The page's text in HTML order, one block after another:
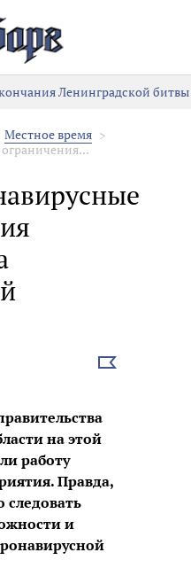
Ленинградской битвы
Местное время
Выбрать
на этой
работу
Правда,
и